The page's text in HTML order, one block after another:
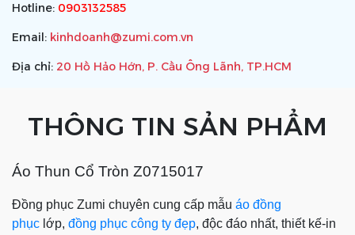
Hotline: 0903132585
Email: kinhdoanh@zumi.com.vn
Địa chỉ: 20 Hồ Hảo Hớn, P. Cầu Ông Lãnh, TP.HCM
THÔNG TIN SẢN PHẨM
Áo Thun Cổ Tròn Z0715017
Đồng phục Zumi chuyên cung cấp mẫu áo đồng
phục lớp, đồng phục công ty đẹp, độc đáo nhất, thiết kế-in